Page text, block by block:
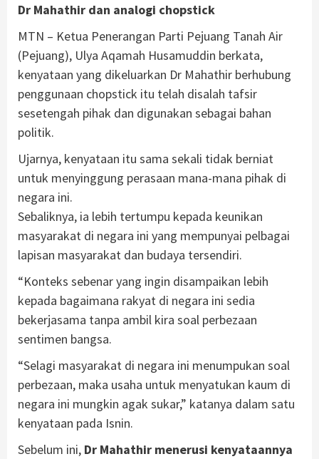
Dr Mahathir dan analogi chopstick
MTN – Ketua Penerangan Parti Pejuang Tanah Air
(Pejuang), Ulya Aqamah Husamuddin berkata,
kenyataan yang dikeluarkan Dr Mahathir berhubung
penggunaan chopstick itu telah disalah tafsir
sesetengah pihak dan digunakan sebagai bahan
politik.
Ujarnya, kenyataan itu sama sekali tidak berniat
untuk menyinggung perasaan mana-mana pihak di
negara ini.
Sebaliknya, ia lebih tertumpu kepada keunikan
masyarakat di negara ini yang mempunyai pelbagai
lapisan masyarakat dan budaya tersendiri.
“Konteks sebenar yang ingin disampaikan lebih
kepada bagaimana rakyat di negara ini sedia
bekerjasama tanpa ambil kira soal perbezaan
sentimen bangsa.
“Selagi masyarakat di negara ini menumpukan soal
perbezaan, maka usaha untuk menyatukan kaum di
negara ini mungkin agak sukar,” katanya dalam satu
kenyataan pada Isnin.
Sebelum ini, Dr Mahathir menerusi kenyataannya